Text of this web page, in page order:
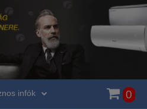
infók 0